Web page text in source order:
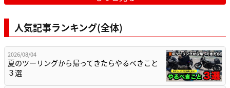
人気記事ランキング(全体)
2026/08/04
夏のツーリングから帰ってきたらやるべきこと
３選